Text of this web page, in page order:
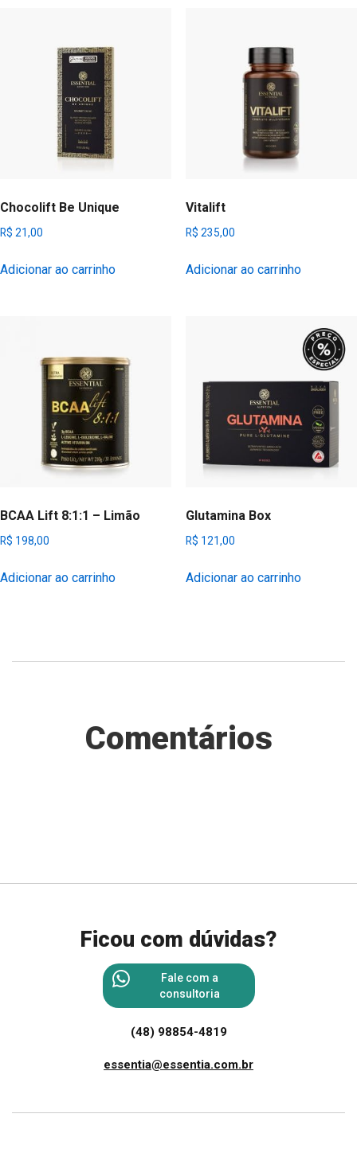
Chocolift Be Unique
R$ 21,00
Adicionar ao carrinho
Vitalift
R$ 235,00
Adicionar ao carrinho
BCAA Lift 8:1:1 – Limão
R$ 198,00
Adicionar ao carrinho
Glutamina Box
R$ 121,00
Adicionar ao carrinho
Comentários
Ficou com dúvidas?
Fale com a
consultoria
(48) 98854-4819
essentia@essentia.com.br